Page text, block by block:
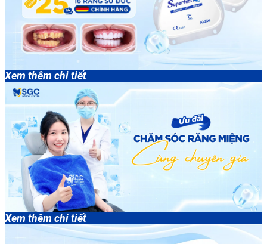
Xem thêm chi tiết
Xem thêm chi tiết